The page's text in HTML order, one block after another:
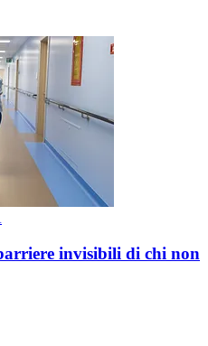
invisibili di chi non